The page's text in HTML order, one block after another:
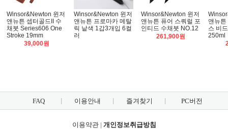
Winsor&Newton 윈저
앤뉴튼 셉터골드II 수
채붓 Series606 One
Stroke 19mm
39,000원
Winsor&Newton 윈저
앤뉴튼 프로마카 메탈
릭 낱색 1갑3개입 6컬
러
Winsor&Newton 윈저
앤뉴튼 퓨어 스쿼럴 포
인티드 수채붓 NO.12
261,900원
앤뉴튼
스 비
250ml
FAQ 이용안내 즐겨찾기 PC버전
이용약관| 개인정보취급방침